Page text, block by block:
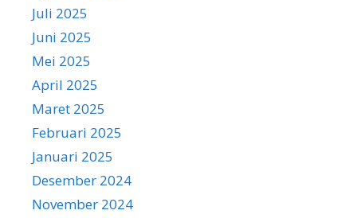
Juli 2025
Juni 2025
Mei 2025
April 2025
Maret 2025
Februari 2025
Januari 2025
Desember 2024
November 2024